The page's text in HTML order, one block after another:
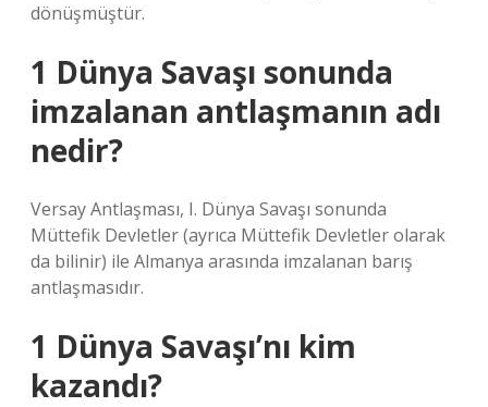
dönüşmüştür.
1 Dünya Savaşı sonunda
imzalanan antlaşmanın adı
nedir?
Versay Antlaşması, I. Dünya Savaşı sonunda
Müttefik Devletler (ayrıca Müttefik Devletler olarak
da bilinir) ile Almanya arasında imzalanan barış
antlaşmasıdır.
1 Dünya Savaşı’nı kim
kazandı?